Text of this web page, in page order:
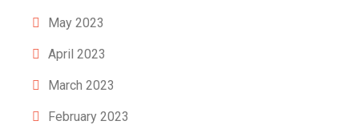
May 2023
April 2023
March 2023
February 2023